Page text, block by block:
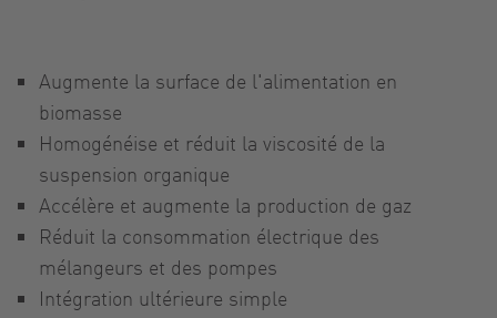
Augmente la surface de l'alimentation en
biomasse
Homogénéise et réduit la viscosité de la
suspension organique
Accélère et augmente la production de gaz
Réduit la consommation électrique des
mélangeurs et des pompes
Intégration ultérieure simple